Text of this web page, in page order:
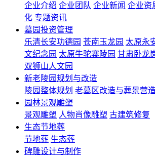
企业介绍 企业团队 企业新闻 企业资
化 专题资讯
墓园投资管理
乐清长安功德园 苍南玉龙园 太原永
文纪念园 太原牛驼寨陵园 甘肃卧龙
双狮山人文园
新老陵园规划与改造
陵园整体规划 老墓区改造与葬景营
园林景观雕塑
景观雕塑 人物肖像雕塑 古建筑修复
生态节地葬
节地葬 生态葬
碑雕设计与制作